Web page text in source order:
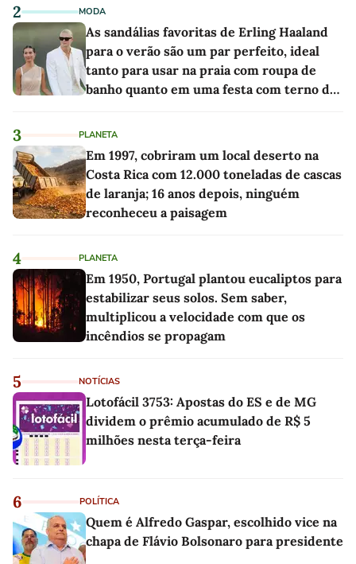
2 MODA
As sandálias favoritas de Erling Haaland
para o verão são um par perfeito, ideal
tanto para usar na praia com roupa de
banho quanto em uma festa com terno de
3 PLANETA
Em 1997, cobriram um local deserto na
Costa Rica com 12.000 toneladas de cascas
de laranja; 16 anos depois, ninguém
reconheceu a paisagem
4 PLANETA
Em 1950, Portugal plantou eucaliptos para
estabilizar seus solos. Sem saber,
multiplicou a velocidade com que os
incêndios se propagam
5 NOTÍCIAS
Lotofácil 3753: Apostas do ES e de MG
dividem o prêmio acumulado de R$ 5
milhões nesta terça-feira
6 POLÍTICA
Quem é Alfredo Gaspar, escolhido vice na
chapa de Flávio Bolsonaro para presidente